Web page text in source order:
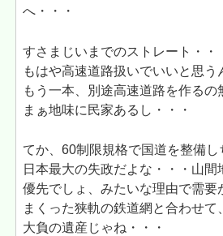
へ・・・
すさまじいまでのストレート・・
もはや高速道路扱いでいいと思う
もう一本、別途高速道路を作るの
まぁ地味に民家あるし・・・
てか、60制限規格で国道を整備
日本最大の失政だよな・・・山
優先でしょ、みたいな理由で需要
まくった狭軌の鉄道網と合わせて
大負の遺産じゃね・・・